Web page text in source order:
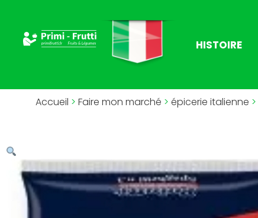
HISTOIRE
Accueil > Faire mon marché > épicerie italienne >